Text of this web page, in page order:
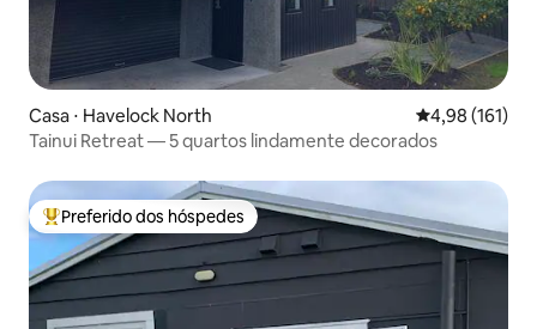
Casa ⋅ Havelock North 4,98 de uma
4,98 (161)
Tainui Retreat — 5 quartos lindamente decorados
Entre os melhores preferidos dos hóspedes
Preferido dos hóspedes